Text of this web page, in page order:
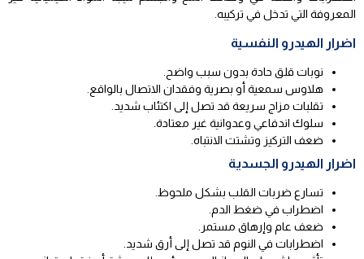
المعروفة التي تدخل في تركيبه.
اضرار الهيدرو النفسية
نوبات قلق حادة بدون سبب واضح.
هلاوس سمعية أو بصرية وفقدان الاتصال بالواقع.
تقلبات مزاج سريعة قد تصل إلى اكتئاب شديد.
سلوك اندفاعي وعدوانية غير معتادة.
ضعف التركيز وتشتت الانتباه.
اضرار الهيدرو الجسدية
تسارع ضربات القلب بشكل ملحوظ.
اضطراب في ضغط الدم.
ضعف عام وإرهاق مستمر.
اضطرابات في النوم قد تصل إلى أرق شديد.